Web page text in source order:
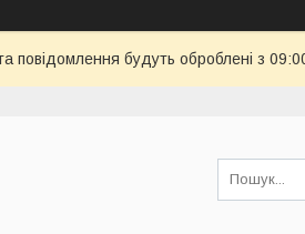
повідомлення будуть оброблені з